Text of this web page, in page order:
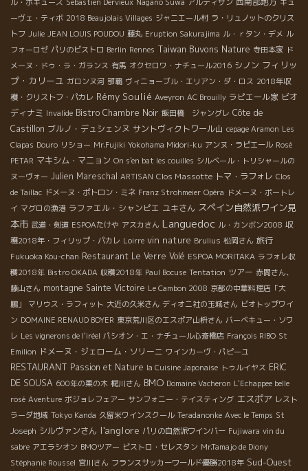
いません。 野村ユニソンブースでは、竹澤部長みずから立ち寄っ
たお客さまに本当に熱心に！ワインの説明をしていました。 ワイ
ンが大好きで、情熱をもって知ってもらおうと必死で話している
お姿は感動ものでした。 台湾から助っ人で来ていたレベッカさん
とのコンビも最高！なぜか二人の会話は楽しいフランス語です。
そんな良い雰囲気のなか皆で記念撮影をしていると男性が一人乱
入してきました。 そうです！今回も出品があるシリル・ル・モワ
ン！！ なんでこんなところにー！？ 野村ユニソンブースはますま
す熱気を帯びていきます。 BMOブースでは、やっぱりこの方の笑
顔に癒されます。聖子（まさこ）さん。 いつも美味しいワインを
皆さんに惜しみなく提供してくれます。 この時、彼女がサービス
していたのはムーレシップ。 前回、アンドレティソ来日試飲セミ
ナーの試飲会場で試飲をした時にも大好評を博していました。 わ
たしが住んでいた南フランスでも！ローヌでヴィニュロンを目指
す友達の家でも！パリの自然派ワインカーヴでも！ 誰かがこのワ
インを今いちおしのワインなんだといって出してくるそんなワイ
ンです。 あの！ラングロールが大人気になっていった行程と同じ
ような勢いを今感じます。 BMOに置いてあるワインには共通して
そんな魅力があります。 フランスでも自然派ワインが大好きな友
達が知り合いのホームパーティーに持っていくような… 是非みな
さんにも、そんな一本をトロワザムールでみつけてもらいたいも
のです。 今回、このフェスティヴァンで自然派ワインを普段あ
まり飲んだことがないという20代の女性と知り合いになりまし
た。 彼女に聞きました。この会場で一番飲みやすくて美味しいと
感じたワインは何でしたか？ 彼女に連れていかれたのはイースト
ラインブースでした。 そこで、彼女が指をさしたワインはなん
と！モーペルチュイのロゼ発泡ワインでした。 自然な甘みがスル
ッと喉を通過して心地よい後味。 酸味と果実味のバランスが抜群
でとにかく美味しい！本当に美味しいネ！改めて声をあげ合いま
した。 フランスへ行って、食事の最初に飲む発泡だけが美味しい
わけじゃない、最後に飲まれる発泡こそがとてつもなく美味しい
ーヴェ・ティボ 2018 Beaujolais Villages ジャニエール村 ラ・リュノットのクリス
トフ Julie JEAN LOUIS POUDOU 藤丸 Eruption Sakurajima ル・ｒタン・デメ ル
フォーロゼ パリのビストロ Berlin Rennes Taiwan Buvons Nature 寺田本家 ド
メーヌ・ドゥ・ラ・ガランス 有馬 オクセロワ・ナチュール2016 シノン フィリッ
プ・カリーユ ガロンヌ河 那覇 ヴィニョーブル・エリアン・ダ・ロス 2018年収
穫・クリストフ・パカレ Rémy Soulié Aveyron AC Brouilly ラピエール家 ビオ
ディナミ Invalide Bistro Chambre Noir 飯田橋 ジャングレ Côte de
Castillon ブルノ・デュシェンヌ サントヴィクトワール山 cepage Aramon Les
Clapas Douro リショー Mr.Fujiki Yokohama Midori-ku アンヌ・ラピエール Rosé
PETAR マキシム・マニョン On s'en bat les couilles シルベール・トリシャールの
ヌーヴォー Julien Mareschal ARTISAN Clos Massotte トマ・ラフォレ Clos
de Taillac ドメーヌ・ポトロン・ミネ Franz Strohmeier Opéra ドメーヌ・ボートレ
イ マグロの漁港 ラファエル・シャンピエ ユキさん スペイン自然派ワイン見
本市 武道・剣道 ESPOAたけや アスカさん Languedoc ル・カンボン2008 収
穫2018年・フィリップ・パカレ Loirre vin nature Brulius 松岡さん 旅行
Fukuoka Kou-chan Restaurant Le Verre Volé ESPOA MORITAKA ラフォレ収
穫2018年 Bistro OKADA 収穫2018年 Paul Bocuse Tentation ツアー 赤間さん、
藤山さん montagne Sainte Victoire Le Cambon 2008 京都の中華料理店「大
鵬」
マリウス・ラフィット 大近の久米さん ディオニ社の玉城さん ビオトップワイ
ン DOMAINE RENAUD BOYER 東京荒川区のエスポア山枡さん バーベキュー・ソワ
レ Les vignerons de l'iréel パシオン・エ・ナチュール心斎橋店 François RIBO St
Emilion ドメーヌ・ジェローム・ソリーニ ワインカーヴ・パピーユ
RESTAURANT Passion et Nature la Cuisine Japonaise トゥルイヤス ERIC
DE SOUSA 600年の栗の木 梶川さん BMO Domaine Vacheron L'Echappee belle
rosé Aventure ボジョレフェアー サンフォニー・テイスティング エスポア レスト
ラーダ地域 Tokyo Kanda 久留米ワインスクール Teradanonke Avec le Temps St
Joseph シルヴァンさん l'anglore パリの自然派ワインバー Fujiwara vin du
sabre アエラシオン BMOツアー ビストロ・セレスタン Mr.Tamajo de Diony
Stéphanie Roussel 宮川さん フランスサッカーワールド優勝2018年 Sud-Ouest